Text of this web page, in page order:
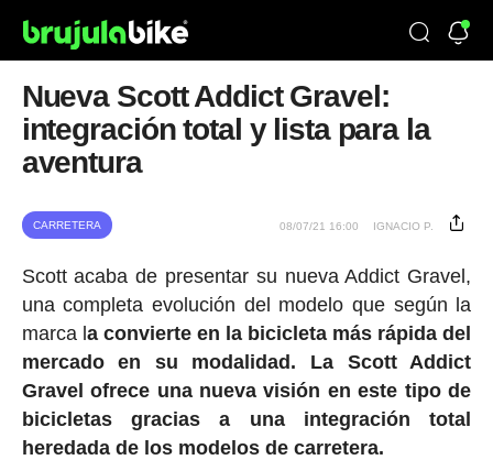
Nueva Scott Addict Gravel:
integración total y lista para la
aventura
CARRETERA 08/07/21 16:00 IGNACIO P.
Scott acaba de presentar su nueva Addict Gravel,
una completa evolución del modelo que según la
marca l a convierte en la bicicleta más rápida del
mercado en su modalidad.
La Scott Addict
Gravel ofrece una nueva visión en este tipo de
bicicletas gracias a una integración total
heredada de los modelos de carretera.